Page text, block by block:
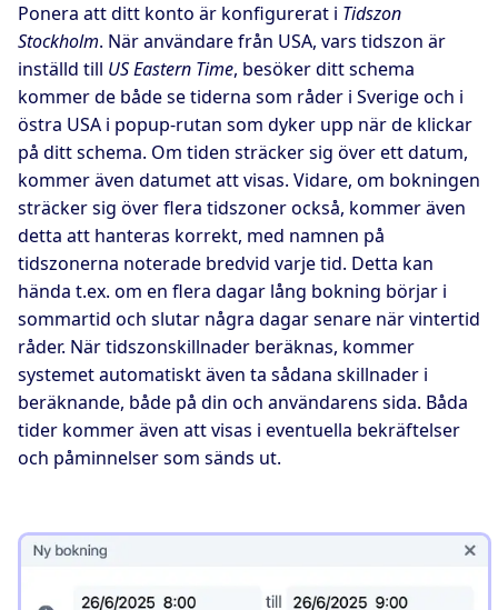
Ponera att ditt konto är konfigurerat i Tidszon
Stockholm. När användare från USA, vars tidszon är
inställd till US Eastern Time, besöker ditt schema
kommer de både se tiderna som råder i Sverige och i
östra USA i popup-rutan som dyker upp när de klickar
på ditt schema. Om tiden sträcker sig över ett datum,
kommer även datumet att visas. Vidare, om bokningen
sträcker sig över flera tidszoner också, kommer även
detta att hanteras korrekt, med namnen på
tidszonerna noterade bredvid varje tid. Detta kan
hända t.ex. om en flera dagar lång bokning börjar i
sommartid och slutar några dagar senare när vintertid
råder. När tidszonskillnader beräknas, kommer
systemet automatiskt även ta sådana skillnader i
beräknande, både på din och användarens sida. Båda
tider kommer även att visas i eventuella bekräftelser
och påminnelser som sänds ut.